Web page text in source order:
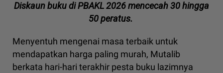
Diskaun buku di PBAKL 2026 mencecah 30 hingga
50 peratus.
Menyentuh mengenai masa terbaik untuk
mendapatkan harga paling murah, Mutalib
berkata hari-hari terakhir pesta buku lazimnya